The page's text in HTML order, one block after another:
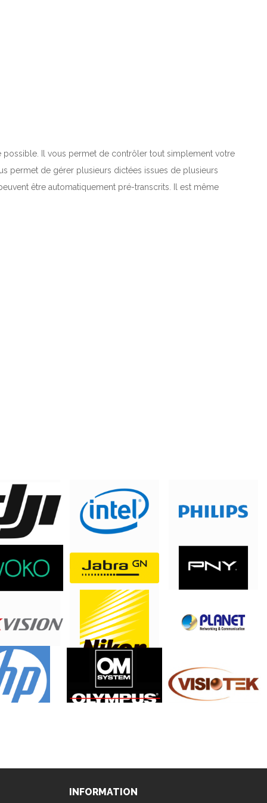
Il vous permet de contrôler tout simplement votre
permet de gérer plusieurs dictées issues de plusieurs
être automatiquement pré-transcrits. Il est même
INFORMATION